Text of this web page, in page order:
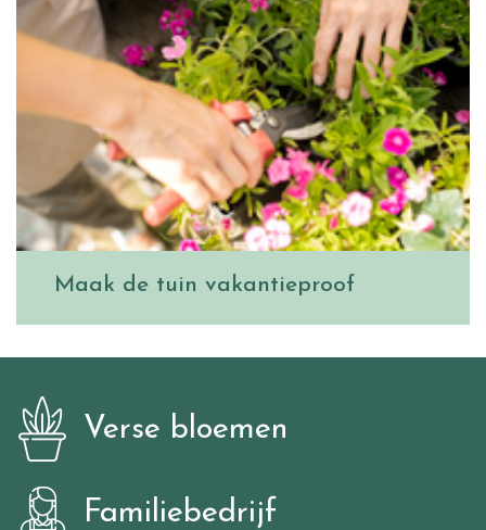
Maak de tuin vakantieproof
Verse bloemen
Familiebedrijf